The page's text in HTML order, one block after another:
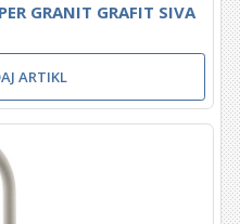
GRANIT GRAFIT SIVA
ARTIKL